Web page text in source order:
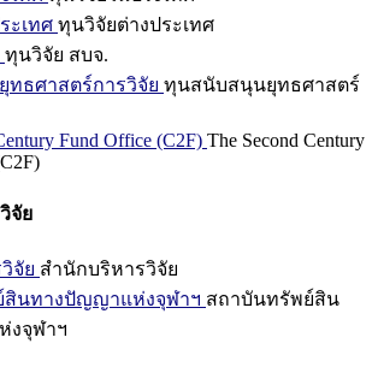
ะเทศ ทุนวิจัยต่างประเทศ
ทุนวิจัย สบจ.
ธศาสตร์การวิจัย ทุนสนับสนุนยุทธศาสตร์
Fund Office (C2F) The Second Century
จัย
จัย สำนักบริหารวิจัย
สินทางปัญญาแห่งจุฬาฯ สถาบันทรัพย์สิน
งจุฬาฯ